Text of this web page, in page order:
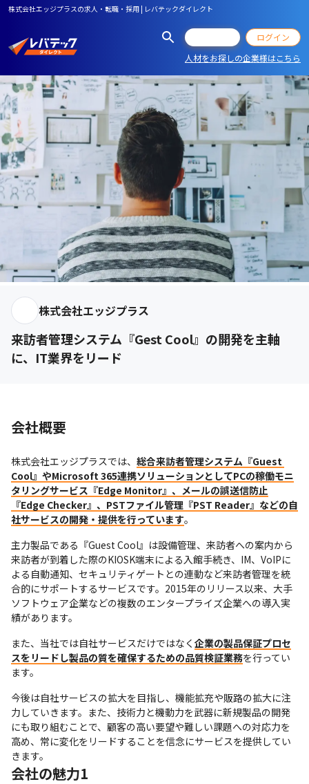
株式会社エッジプラスの求人・転職・採用 | レバテックダイレクト
ログイン
人材をお探しの企業様はこちら
株式会社エッジプラス
来訪者管理システム『Gest Cool』の開発を主軸
に、IT業界をリード
会社概要
株式会社エッジプラスでは、 総合来訪者管理システム『Guest
Cool』やMicrosoft 365連携ソリューションとしてPCの稼働モニ
タリングサービス『Edge Monitor』、メールの誤送信防止
『Edge Checker』、PSTファイル管理『PST Reader』などの自
社サービスの開発・提供を行っています。
主力製品である『Guest Cool』は設備管理、来訪者への案内から
来訪者が到着した際のKIOSK端末による入館手続き、IM、VoIPに
よる自動通知、セキュリティゲートとの連動など来訪者管理を統
合的にサポートするサービスです。2015年のリリース以来、大手
ソフトウェア企業などの複数のエンタープライズ企業への導入実
績があります。
また、当社では自社サービスだけではなく 企業の製品保証プロセ
スをリードし製品の質を確保するための品質検証業務を行ってい
ます。
今後は自社サービスの拡大を目指し、機能拡充や販路の拡大に注
力していきます。また、技術力と機動力を武器に新規製品の開発
にも取り組むことで、顧客の高い要望や難しい課題への対応力を
高め、常に変化をリードすることを信念にサービスを提供してい
きます。
会社の魅力1